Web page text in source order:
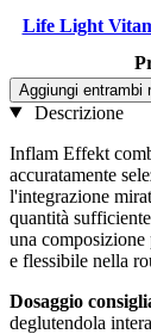
Life Light
Aggiungi entrambi
Descrizione
Inflam Effekt
accuratamente
l'integrazione
quantità
una
e flessibile nella
Dosaggio
deglutendola